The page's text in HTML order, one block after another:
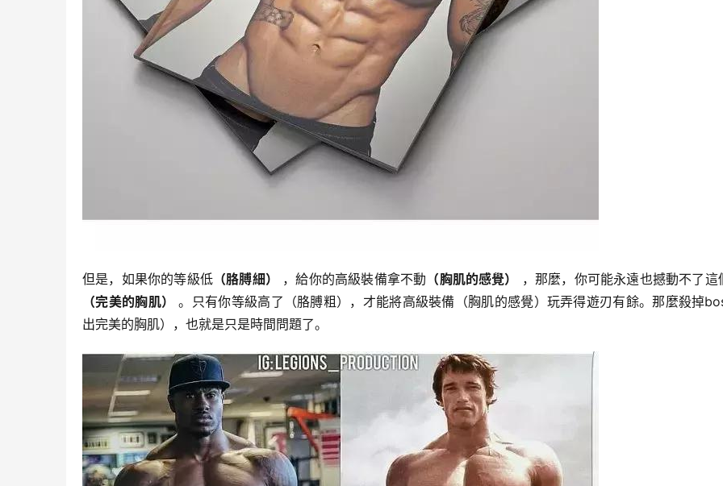
但是，如果你的等級低（胳膊細） ，給你的高級裝備拿不動 （胸肌的感覺）
，那麼，你可能永遠也撼動不了這
（完美的胸肌）
。只有你等級高了（胳膊粗），才能將高級裝備（胸肌的感覺）玩弄得遊刃有餘。那麼殺掉
出完美的胸肌），也就是只是時間問題了。